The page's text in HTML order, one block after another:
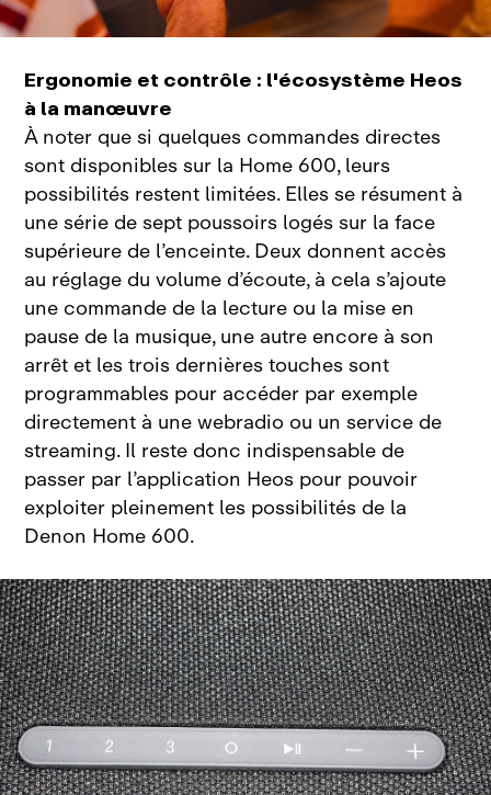
Ergonomie et contrôle : l'écosystème Heos
à la manœuvre
À noter que si quelques commandes directes
sont disponibles sur la Home 600, leurs
possibilités restent limitées. Elles se résument à
une série de sept poussoirs logés sur la face
supérieure de l’enceinte. Deux donnent accès
au réglage du volume d’écoute, à cela s’ajoute
une commande de la lecture ou la mise en
pause de la musique, une autre encore à son
arrêt et les trois dernières touches sont
programmables pour accéder par exemple
directement à une webradio ou un service de
streaming. Il reste donc indispensable de
passer par l’application Heos pour pouvoir
exploiter pleinement les possibilités de la
Denon Home 600.